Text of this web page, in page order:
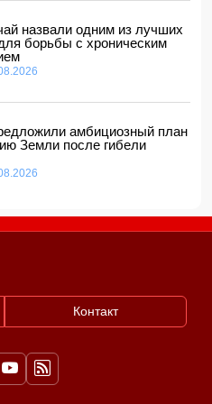
в Азовском и Чёрном
назвали одним из лучших
борьбы с хроническим
амбициозный план
Земли после гибели
Контакт